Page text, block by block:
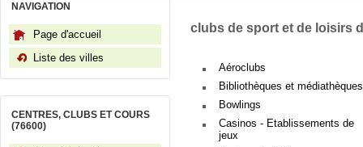
NAVIGATION
Page d'accueil
Liste des villes
CENTRES, CLUBS ET COURS
(76600)
clubs de sport et de loisirs
Aéroclubs
Bibliothèques et médiathèques
Bowlings
Casinos - Etablissements de
jeux